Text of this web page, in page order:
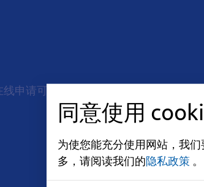
申请可在联系方式和开放时间下方找到
同意使用
为使您能充分使用网站，我们
多，请阅读我们的隐私政策 。